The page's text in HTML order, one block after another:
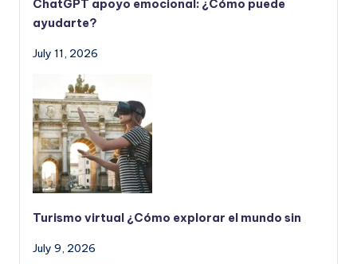
ChatGPT apoyo emocional: ¿Cómo puede
ayudarte?
July 11, 2026
Turismo virtual ¿Cómo explorar el mundo sin
July 9, 2026